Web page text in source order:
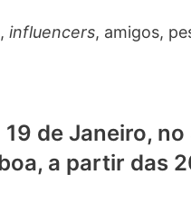
influencers, amigos,
19 de Janeiro,
a partir das